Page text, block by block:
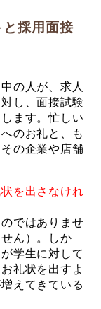
採用面接
の人が、求人
し、面接試験
ます。忙しい
のお礼と、も
の企業や店舗
を出さなけれ
ではありませ
ん）。しか
学生に対して
礼状を出すよ
えてきている